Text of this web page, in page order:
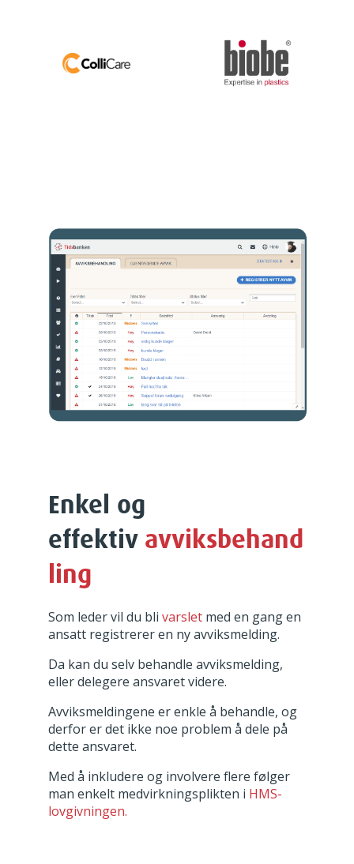
Enkel og
effektiv avviksbehand
ling
Som leder vil du bli varsletmed en gang en
ansatt registrerer en ny avviksmelding.
Da kan du selv behandle avviksmelding,
eller delegere ansvaret videre.
Avviksmeldingene er enkle å behandle, og
derfor er det ikke noe problem å dele på
dette ansvaret.
Med å inkludere og involvere flere følger
man enkelt medvirkningsplikten i HMS-
lovgivningen.